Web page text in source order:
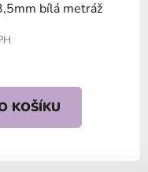
bílá metráž
KOŠÍKU